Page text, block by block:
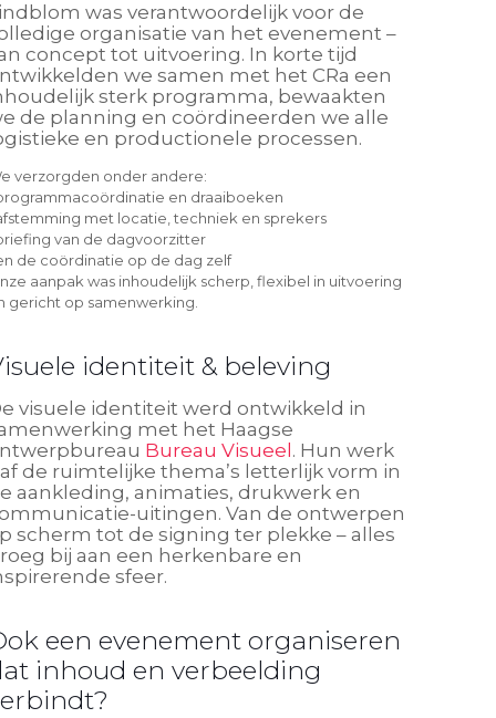
was verantwoordelijk voor de
organisatie van het evenement –
concept tot uitvoering. In korte tijd
we samen met het CRa een
sterk programma, bewaakten
de planning en coördineerden we alle
en productionele processen.
verzorgden onder andere:
en draaiboeken
met locatie, techniek en sprekers
van de dagvoorzitter
de coördinatie op de dag zelf
aanpak was inhoudelijk scherp, flexibel in uitvoering
gericht op samenwerking.
identiteit & beleving
visuele identiteit werd ontwikkeld in
met het Haagse
Bureau Visueel . Hun werk
de ruimtelijke thema’s letterlijk vorm in
aankleding, animaties, drukwerk en
uitingen. Van de ontwerpen
scherm tot de signing ter plekke – alles
bij aan een herkenbare en
sfeer.
een evenement organiseren
inhoud en verbeelding